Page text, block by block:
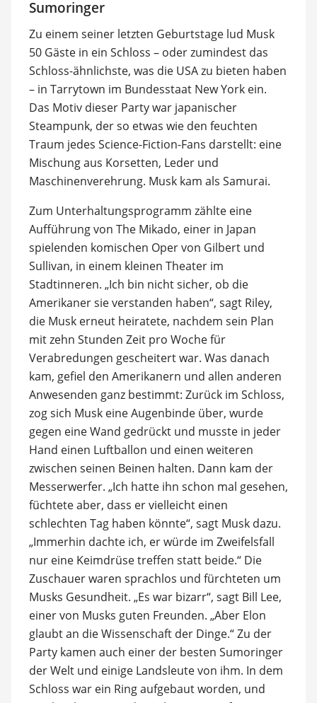
Sumoringer
Zu einem seiner letzten Geburtstage lud Musk
50 Gäste in ein Schloss – oder zumindest das
Schloss-ähnlichste, was die USA zu bieten haben
– in Tarrytown im Bundesstaat New York ein.
Das Motiv dieser Party war japanischer
Steampunk, der so etwas wie den feuchten
Traum jedes Science-Fiction-Fans darstellt: eine
Mischung aus Korsetten, Leder und
Maschinenverehrung. Musk kam als Samurai.
Zum Unterhaltungsprogramm zählte eine
Aufführung von The Mikado, einer in Japan
spielenden komischen Oper von Gilbert und
Sullivan, in einem kleinen Theater im
Stadtinneren. „Ich bin nicht sicher, ob die
Amerikaner sie verstanden haben“, sagt Riley,
die Musk erneut heiratete, nachdem sein Plan
mit zehn Stunden Zeit pro Woche für
Verabredungen gescheitert war. Was danach
kam, gefiel den Amerikanern und allen anderen
Anwesenden ganz bestimmt: Zurück im Schloss,
zog sich Musk eine Augenbinde über, wurde
gegen eine Wand gedrückt und musste in jeder
Hand einen Luftballon und einen weiteren
zwischen seinen Beinen halten. Dann kam der
Messerwerfer. „Ich hatte ihn schon mal gesehen,
füchtete aber, dass er vielleicht einen
schlechten Tag haben könnte“, sagt Musk dazu.
„Immerhin dachte ich, er würde im Zweifelsfall
nur eine Keimdrüse treffen statt beide.“ Die
Zuschauer waren sprachlos und fürchteten um
Musks Gesundheit. „Es war bizarr“, sagt Bill Lee,
einer von Musks guten Freunden. „Aber Elon
glaubt an die Wissenschaft der Dinge.“ Zu der
Party kamen auch einer der besten Sumoringer
der Welt und einige Landsleute von ihm. In dem
Schloss war ein Ring aufgebaut worden, und